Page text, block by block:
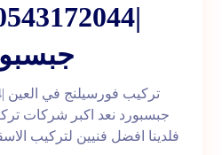
جبسبورد نعد اكبر شركات
فلدينا افضل فنيين لتركيب